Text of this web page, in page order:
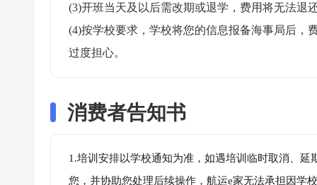
(3)开班当天及以后需改期或退学，费用将无法退
(4)按学校要求，学校将您的信息报备海事局后，
过度担心。
消费者告知书
1.培训安排以学校通知为准，如遇培训临时取消、
您，并协助您处理后续操作，航运e家无法承担因学